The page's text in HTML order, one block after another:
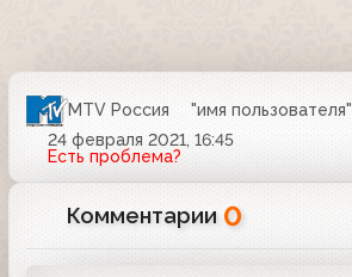
MTV Россия "имя пользователя"
24 февраля 2021, 16:45
Есть проблема?
Комментарии 0